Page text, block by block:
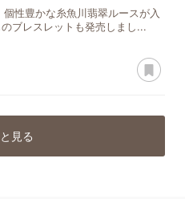
個性豊かな糸魚川翡翠ルースが入
ブレスレットも発売しまし...
見る